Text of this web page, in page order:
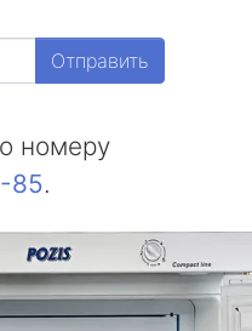
Отправить
номеру
85.